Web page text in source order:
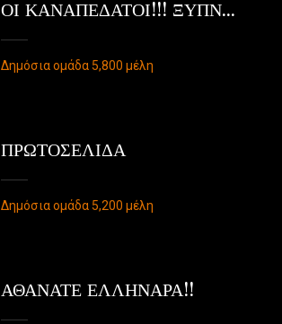
ΟΙ ΚΑΝΑΠΕΔΑΤΟΙ!!! ΞΥΠΝ...
Δημόσια ομάδα 5,800 μέλη
ΠΡΩΤΟΣΕΛΙΔΑ
Δημόσια ομάδα 5,200 μέλη
ΑΘΑΝΑΤΕ ΕΛΛΗΝΑΡΑ!!